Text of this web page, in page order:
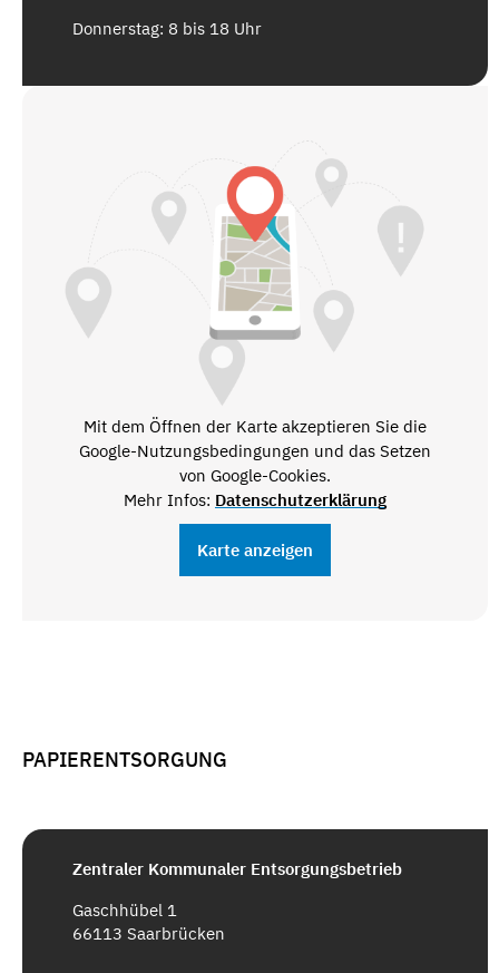
Donnerstag: 8 bis 18 Uhr
Mit dem Öffnen der Karte akzeptieren Sie die
Google-Nutzungsbedingungen und das Setzen
von Google-Cookies.
Mehr Infos: Datenschutzerklärung
Karte anzeigen
PAPIERENTSORGUNG
Zentraler Kommunaler Entsorgungsbetrieb
Gaschhübel 1
66113 Saarbrücken